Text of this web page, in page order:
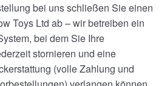
bei uns schließen Sie einen
Toys Ltd ab – wir betreiben ein
bei dem Sie Ihre
stornieren und eine
(volle Zahlung und